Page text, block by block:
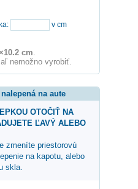
v cm
cm.
nemožno vyrobiť.
na aute
OTOČIŤ NA
ĽAVÝ ALEBO
zmeníte priestorovú
na kapotu, alebo
skla.